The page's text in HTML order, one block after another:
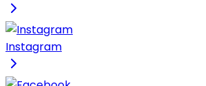
Instagram